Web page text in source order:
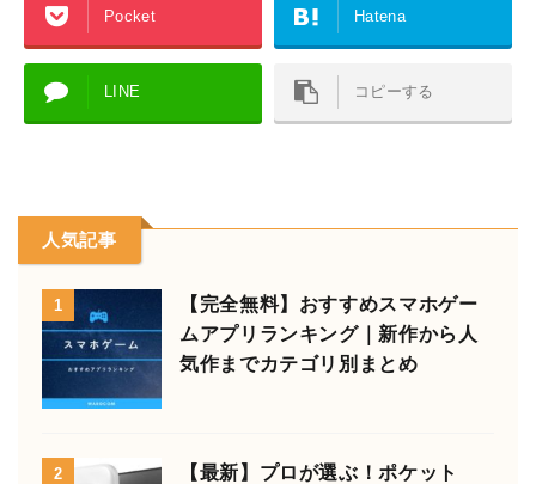
Pocket Hatena
LINE コピーする
人気記事
1
【完全無料】おすすめスマホゲー
ムアプリランキング｜新作から人
気作までカテゴリ別まとめ
2
【最新】プロが選ぶ！ポケット